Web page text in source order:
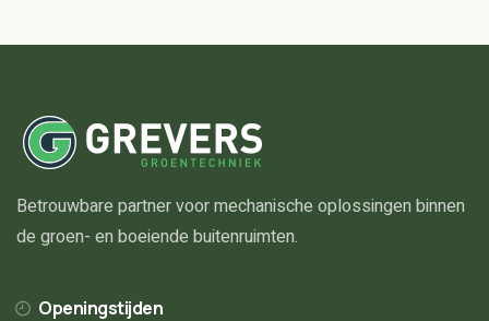
Betrouwbare partner voor mechanische oplossingen binnen
de groen- en boeiende buitenruimten.
Openingstijden